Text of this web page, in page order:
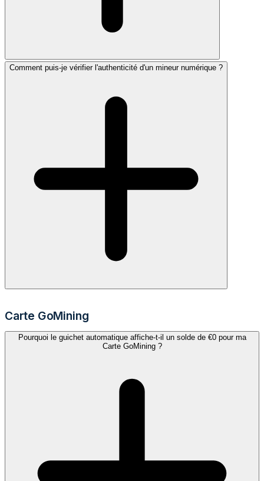
Comment puis-je vérifier l'authenticité d'un mineur numérique ?
Carte GoMining
Pourquoi le guichet automatique affiche-t-il un solde de €0 pour ma
Carte GoMining ?